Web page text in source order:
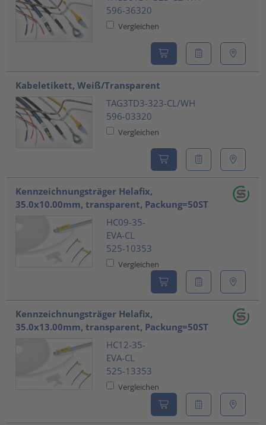
596-36320
Vergleichen
Kabeletikett, Weiß/Transparent
TAG3TD3-323-CL/WH
596-03320
Vergleichen
Kennzeichnungsträger Helafix,
35.0x10.00mm, transparent, Packung=50ST
HC09-35-
EVA-CL
525-10353
Vergleichen
Kennzeichnungsträger Helafix,
35.0x13.00mm, transparent, Packung=50ST
HC12-35-
EVA-CL
525-13353
Vergleichen